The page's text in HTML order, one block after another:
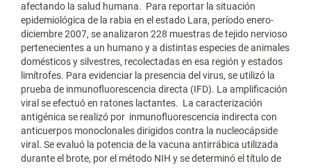
afectando la salud humana. Para reportar la situación
epidemiológica de la rabia en el estado Lara, período enero-
diciembre 2007, se analizaron 228 muestras de tejido nervioso
pertenecientes a un humano y a distintas especies de animales
domésticos y silvestres, recolectadas en esa región y estados
limítrofes. Para evidenciar la presencia del virus, se utilizó la
prueba de inmunofluorescencia directa (IFD). La amplificación
viral se efectuó en ratones lactantes. La caracterización
antigénica se realizó por inmunofluorescencia indirecta con
anticuerpos monoclonales dirigidos contra la nucleocápside
viral. Se evaluó la potencia de la vacuna antirrábica utilizada
durante el brote, por el método NIH y se determinó el título de